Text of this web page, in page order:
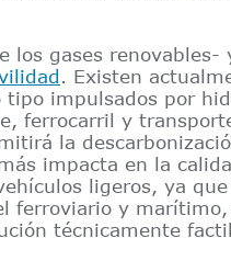
los gases
. Existen
impulsados por
ferrocarril y
la
impacta en la
ligeros, ya
ferroviario y
técnicamente